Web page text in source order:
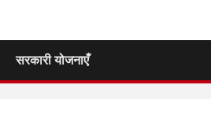
सरकारी योजनाएँ